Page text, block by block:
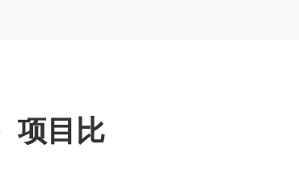
项目比